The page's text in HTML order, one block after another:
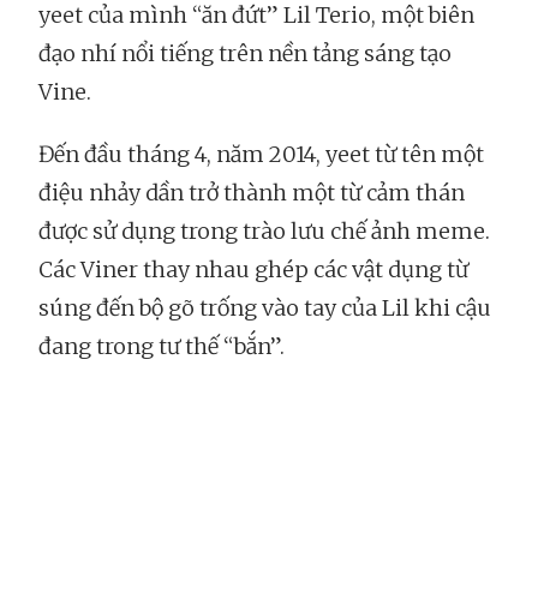
yeet của mình “ăn đứt” Lil Terio, một biên
đạo nhí nổi tiếng trên nền tảng sáng tạo
Vine.
Đến đầu tháng 4, năm 2014, yeet từ tên một
điệu nhảy dần trở thành một từ cảm thán
được sử dụng trong trào lưu chế ảnh meme.
Các Viner thay nhau ghép các vật dụng từ
súng đến bộ gõ trống vào tay của Lil khi cậu
đang trong tư thế “bắn”.